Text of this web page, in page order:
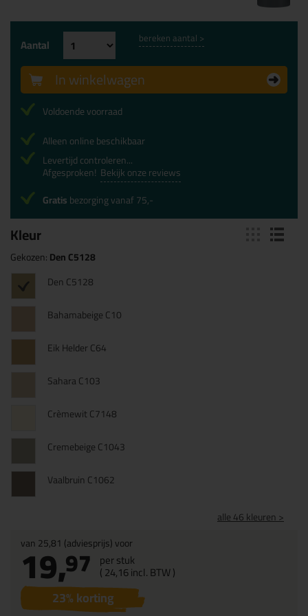
Kleur
Gekozen:Den C5128
Den C5128
Bahamabeige C10
Eik Helder C64
Sahara C103
Crèmewit C7148
Cremebeige C1043
Vaalbruin C1062
alle 46 kleuren >
van25,81 (adviesprijs) voor
19,97 per stuk
(24,16incl. BTW )
23% korting
Aantal bereken aantal >
In winkelwagen
Voldoende voorraad
Alleen online beschikbaar
Levertijd controleren...
Afgesproken! Bekijk onze reviews
Gratisbezorging vanaf 75,-